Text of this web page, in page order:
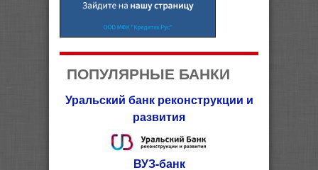
ПОПУЛЯРНЫЕ БАНКИ
Уральский банк реконструкции и
развития
ВУЗ-банк